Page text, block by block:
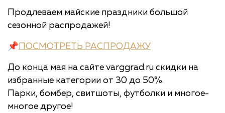
Продлеваем майские праздники большой
сезонной распродажей!
📌 ПОСМОТРЕТЬ РАСПРОДАЖУ
До конца мая на сайте varggrad.ru скидки на
избранные категории от 30 до 50%.
Парки, бомбер, свитшоты, футболки и многое-
многое другое!